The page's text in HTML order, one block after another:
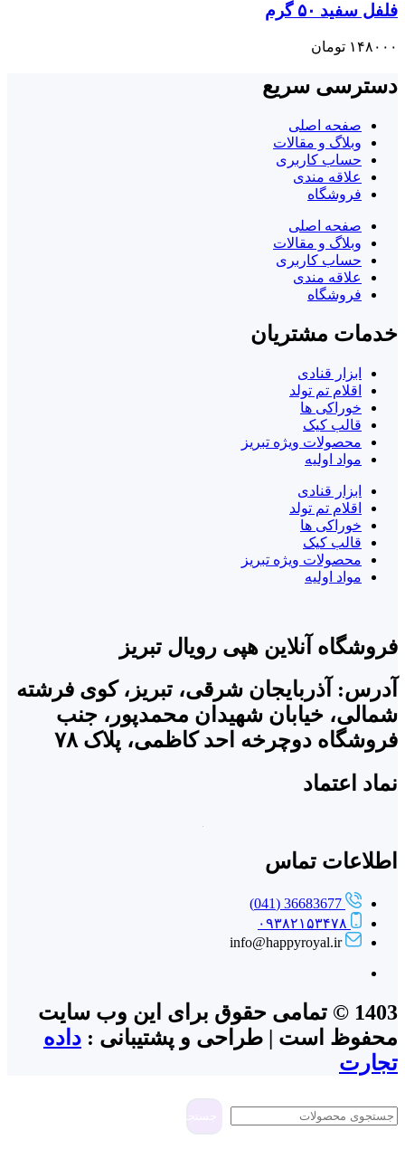
فلفل سفید ۵۰ گرم
۱۴۸۰۰۰ تومان
دسترسی سریع
صفحه اصلی
وبلاگ و مقالات
حساب کاربری
علاقه مندی
فروشگاه
صفحه اصلی
وبلاگ و مقالات
حساب کاربری
علاقه مندی
فروشگاه
خدمات مشتریان
ابزار قنادی
اقلام تم تولد
خوراکی ها
قالب کیک
محصولات ویژه تبریز
مواد اولیه
ابزار قنادی
اقلام تم تولد
خوراکی ها
قالب کیک
محصولات ویژه تبریز
مواد اولیه
فروشگاه آنلاین هپی رویال تبریز
آدرس: آذربایجان شرقی، تبریز، کوی فرشته
شمالی، خیابان شهیدان محمدپور، جنب
فروشگاه دوچرخه احد کاظمی، پلاک ۷۸
نماد اعتماد
اطلاعات تماس
36683677 (041)
۰۹۳۸۲۱۵۳۴۷۸
info@happyroyal.ir
1403 © تمامی حقوق برای این وب سایت
محفوظ است | طراحی و پشتیبانی : داده
تجارت